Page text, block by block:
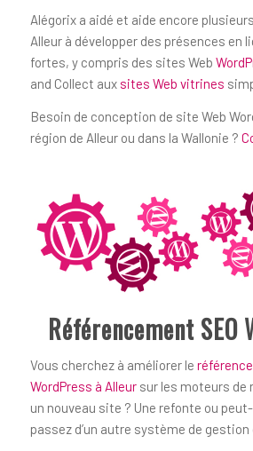
Alégorix a aidé et aide encore
Alleur à développer des présences en
fortes, y compris des sites Web
and Collect aux sites Web vitrines
Besoin de conception de site Web
région de Alleur ou dans la Wallonie ?
Référencement SEO
Vous cherchez à améliorer le
WordPress à Alleursur les moteurs de
un nouveau site ? Une refonte ou
passez d’un autre système de gestion